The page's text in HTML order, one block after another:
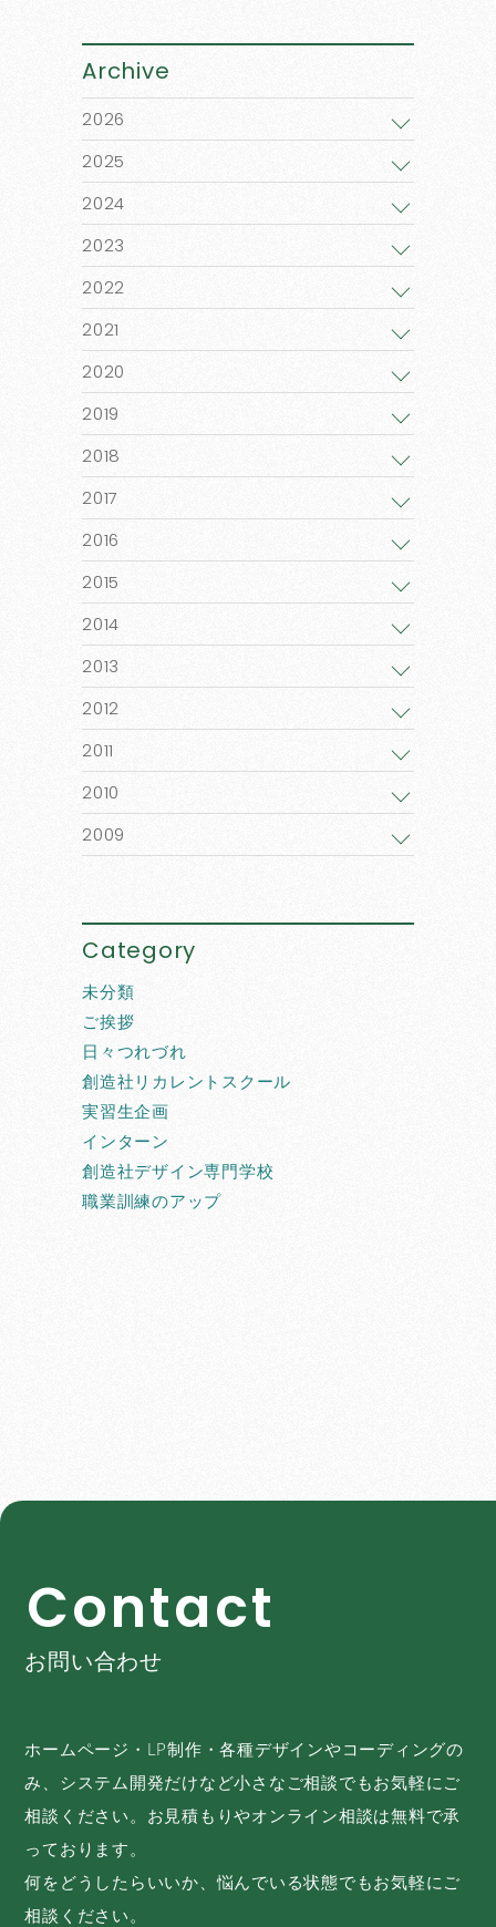
Archive
2026
2025
2024
2023
2022
2021
2020
2019
2018
2017
2016
2015
2014
2013
2012
2011
2010
2009
Category
未分類
ご挨拶
日々つれづれ
創造社リカレントスクール
実習生企画
インターン
創造社デザイン専門学校
職業訓練のアップ
Contact
お問い合わせ
ホームページ・LP制作・各種デザインやコーディングの
み、システム開発だけなど小さなご相談でもお気軽にご
相談ください。お見積もりやオンライン相談は無料で承
っております。
何をどうしたらいいか、悩んでいる状態でもお気軽にご
相談ください。